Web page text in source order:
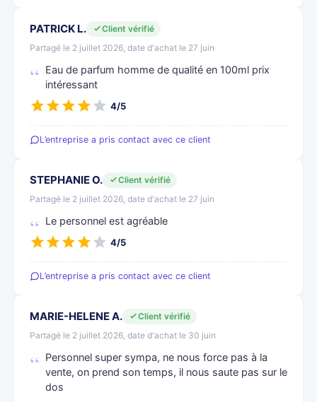
PATRICK L.
Client vérifié
Partagé le 2 juillet 2026, date d'achat le 27 juin
Eau de parfum homme de qualité en 100ml prix
intéressant
4/5
L’entreprise a pris contact avec ce client
STEPHANIE O.
Client vérifié
Partagé le 2 juillet 2026, date d'achat le 27 juin
Le personnel est agréable
4/5
L’entreprise a pris contact avec ce client
MARIE-HELENE A.
Client vérifié
Partagé le 2 juillet 2026, date d'achat le 30 juin
Personnel super sympa, ne nous force pas à la
vente, on prend son temps, il nous saute pas sur le
dos